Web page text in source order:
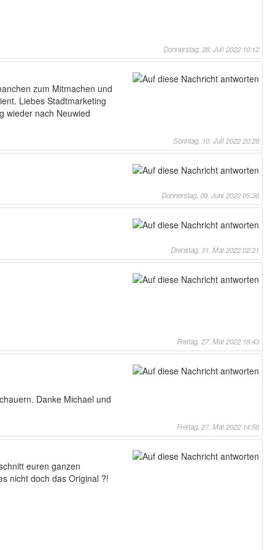
Donnerstag, 28. Juli 2022 10:12
zum Mitmachen und
Liebes Stadtmarketing
wieder nach Neuwied
Sonntag, 10. Juli 2022 20:28
Donnerstag, 09. Juni 2022 05:36
Dienstag, 31. Mai 2022 02:21
Freitag, 27. Mai 2022 18:43
Danke Michael und
Freitag, 27. Mai 2022 14:56
euren ganzen
nicht doch das Original ?!